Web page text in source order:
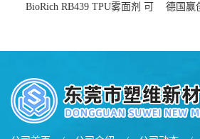
BioRich RB439 TPU雾面剂 可
德国赢